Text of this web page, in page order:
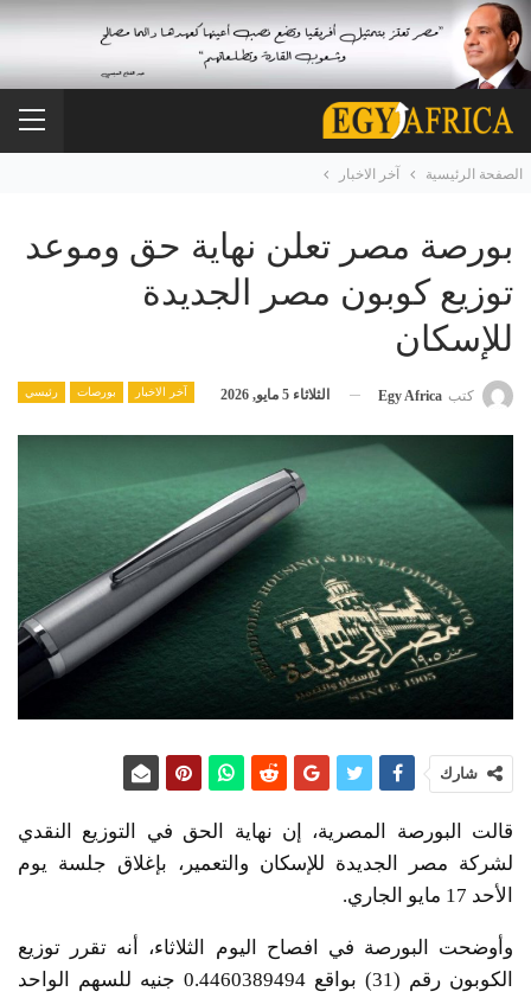
الصفحة الرئيسية آخر الاخبار
بورصة مصر تعلن نهاية حق وموعد
توزيع كوبون مصر الجديدة
للإسكان
آخر الاخبار بورصات رئيسي كتب Egy Africa الثلاثاء 5 مايو, 2026
شارك
قالت البورصة المصرية، إن نهاية الحق في التوزيع النقدي
لشركة مصر الجديدة للإسكان والتعمير، بإغلاق جلسة يوم
الأحد 17 مايو الجاري.
وأوضحت البورصة في افصاح اليوم الثلاثاء، أنه تقرر توزيع
الكوبون رقم (31) بواقع 0.4460389494 جنيه للسهم الواحد